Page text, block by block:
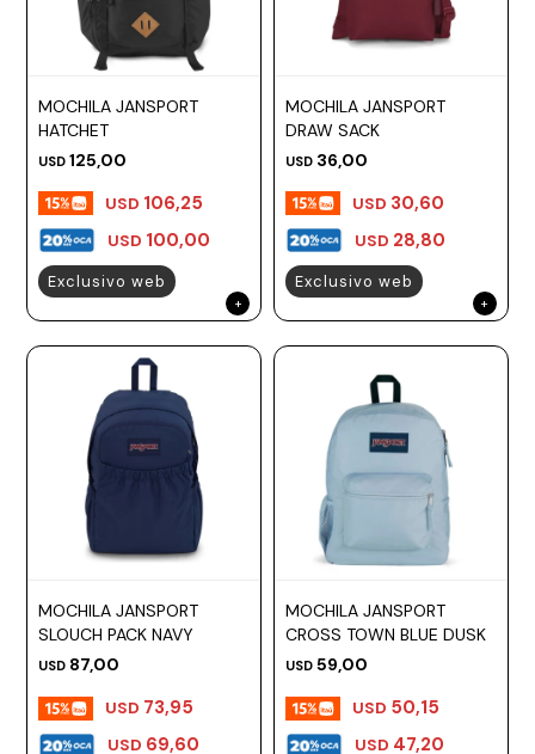
MOCHILA JANSPORT
HATCHET
USD 125,00
USD 100,00
USD 106,25
Exclusivo web
MOCHILA JANSPORT
DRAW SACK
USD 36,00
USD 28,80
USD 30,60
Exclusivo web
MOCHILA JANSPORT
SLOUCH PACK NAVY
USD 87,00
USD 69,60
USD 73,95
MOCHILA JANSPORT
CROSS TOWN BLUE DUSK
USD 59,00
USD 47,20
USD 50,15